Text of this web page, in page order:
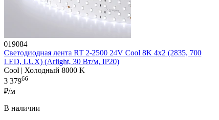
019084
Светодиодная лента RT 2-2500 24V Cool 8K 4x2 (2835, 700
LED, LUX) (Arlight, 30 Вт/м, IP20)
Cool | Холодный 8000 K
3 37966
₽/м
В наличии